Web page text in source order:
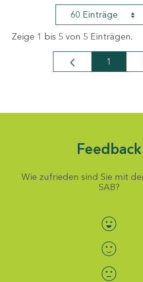
60 Einträge
Zeige 1 bis 5 von 5 Einträgen.
Seite
1
Feedback
Wie zufrieden sind Sie mit
SAB?
Bewertung